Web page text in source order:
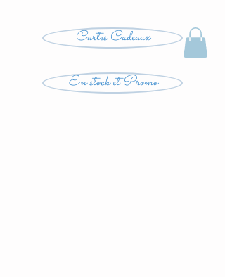
Cartes Cadeaux
En stock et Promo